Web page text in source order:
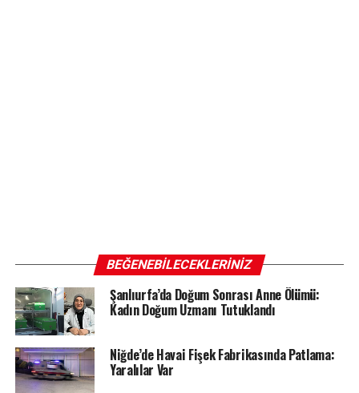
BEĞENEBILECEKLERINIZ
Şanlıurfa’da Doğum Sonrası Anne Ölümü:
Kadın Doğum Uzmanı Tutuklandı
Niğde’de Havai Fişek Fabrikasında Patlama:
Yaralılar Var